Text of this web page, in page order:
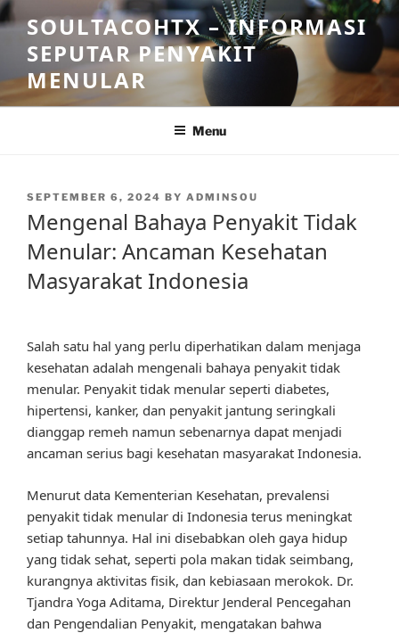
Skip
to
content
SOULTACOHTX – INFORMASI
SEPUTAR PENYAKIT
MENULAR
Menu
POSTED
SEPTEMBER 6, 2024 BY ADMINSOU
Mengenal Bahaya Penyakit Tidak
Menular: Ancaman Kesehatan
Masyarakat Indonesia
Salah satu hal yang perlu diperhatikan dalam menjaga
kesehatan adalah mengenali bahaya penyakit tidak
menular. Penyakit tidak menular seperti diabetes,
hipertensi, kanker, dan penyakit jantung seringkali
dianggap remeh namun sebenarnya dapat menjadi
ancaman serius bagi kesehatan masyarakat Indonesia.
Menurut data Kementerian Kesehatan, prevalensi
penyakit tidak menular di Indonesia terus meningkat
setiap tahunnya. Hal ini disebabkan oleh gaya hidup
yang tidak sehat, seperti pola makan tidak seimbang,
kurangnya aktivitas fisik, dan kebiasaan merokok. Dr.
Tjandra Yoga Aditama, Direktur Jenderal Pencegahan
dan Pengendalian Penyakit, mengatakan bahwa